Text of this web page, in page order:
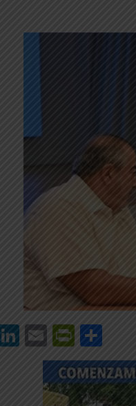
LinkedIn
Email